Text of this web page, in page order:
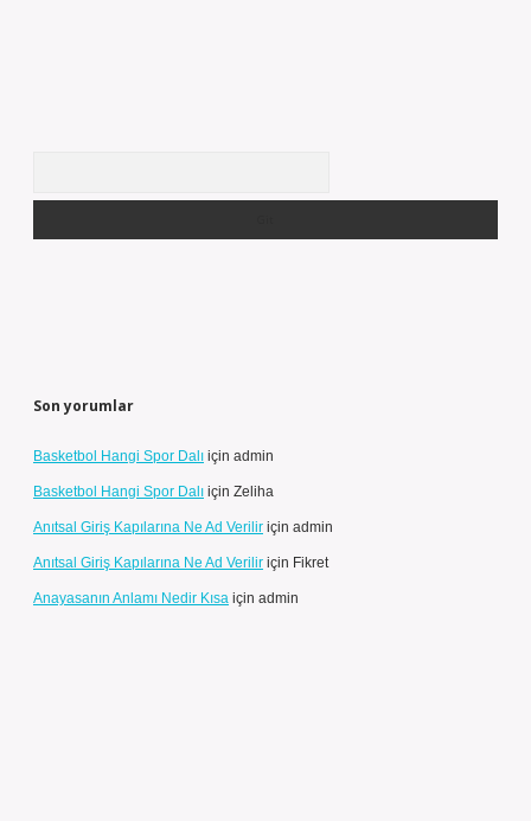
Son yorumlar
Basketbol Hangi Spor Dalı için admin
Basketbol Hangi Spor Dalı için Zeliha
Anıtsal Giriş Kapılarına Ne Ad Verilir için admin
Anıtsal Giriş Kapılarına Ne Ad Verilir için Fikret
Anayasanın Anlamı Nedir Kısa için admin